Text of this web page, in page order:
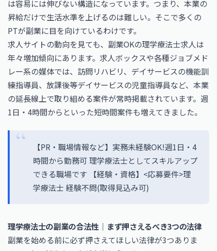
は容易には伸びない構造になっています。つまり、本業の
昇給だけで生活水準を上げるのは難しい。そこで多くの
PTが副業に目を向けているわけです。
求人サイトの動向を見ても、副業OKの理学療法士求人は
年々増加傾向にあります。求人ボックスや各種ジョブメド
レー系の媒体では、訪問リハビリ、デイサービスの機能訓
練指導員、放課後等デイサービスの児童指導員など、本業
の延長線上で取り組める案件が常時掲載されています。週
1日・4時間からといった短時間案件も増えてきました。
【PR・職場情報など】実務未経験OK!週1日・4
時間から勤務可 理学療法士としてスキルアップ
できる職場です 【経験・資格】<応募要件>理
学療法士 経験不問(取得見込み可)
理学療法士の副業の合法性｜まず押さえるべき3つの法律
副業を始める前に必ず押さえてほしい法律が3つありま